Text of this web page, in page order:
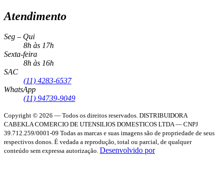
Atendimento
Seg – Qui
8h às 17h
Sexta-feira
8h às 16h
SAC
(11) 4283-6537
WhatsApp
(11) 94739-9049
Copyright © 2026 — Todos os direitos reservados. DISTRIBUIDORA
CABEKLA COMERCIO DE UTENSILIOS DOMESTICOS LTDA — CNPJ
39.712.259/0001-09 Todas as marcas e suas imagens são de propriedade de seus
respectivos donos. É vedada a reprodução, total ou parcial, de qualquer
conteúdo sem expressa autorização. Desenvolvido por